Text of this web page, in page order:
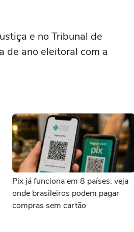
e no Tribunal de
de ano eleitoral com a
Pix já funciona em 8 países: veja
onde brasileiros podem pagar
compras sem cartão